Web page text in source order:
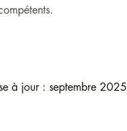
à jour : septembre 2025